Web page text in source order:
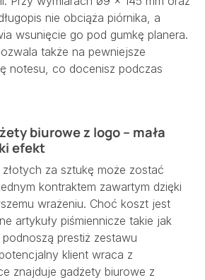
nie obciąża piórnika, a
wsunięcie go pod gumkę planera.
także na pewniejsze
notesu, co docenisz podczas
biurowe z logo – mała
efekt
za sztukę może zostać
kontraktem zawartym dzięki
wrażeniu. Choć koszt jest
artykuły piśmiennicze takie jak
prestiż zestawu
klient wraca z
znajduje gadżety biurowe z